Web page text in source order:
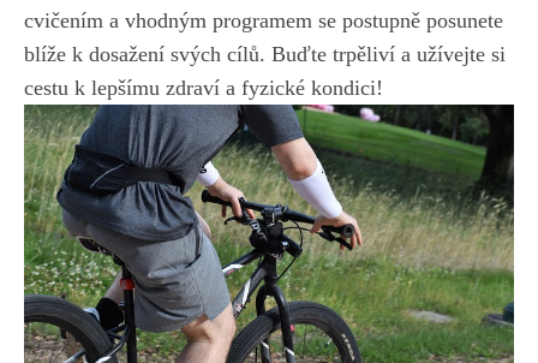
cvičením a vhodným programem se postupně ⁤posunete
blíže k dosažení⁣ svých ⁣cílů.⁤ Buďte trpěliví​ a užívejte si
cestu ⁣k lepšímu zdraví a fyzické⁢ kondici!